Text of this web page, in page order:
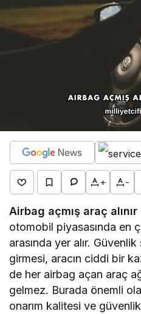
+ -
Airbag açmış araç alınır
otomobil piyasasında en
arasında yer alır.
girmesi, aracın ciddi bir
de her airbag açan araç
gelmez. Burada önemli
onarım kalitesi ve